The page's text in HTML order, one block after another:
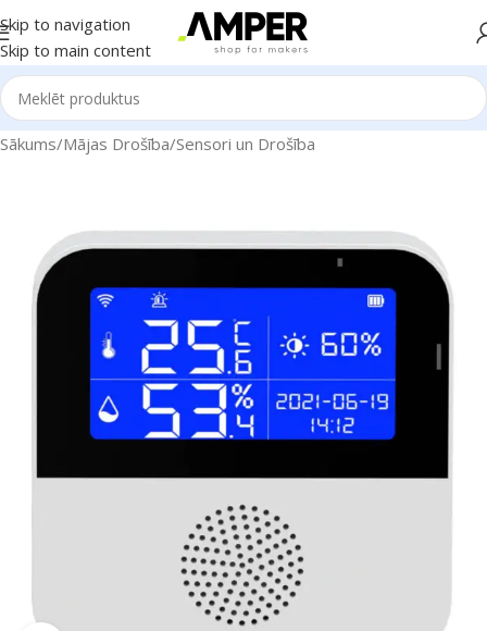
Skip to navigation
Skip to main content
Sākums/Mājas Drošība/Sensori un Drošība